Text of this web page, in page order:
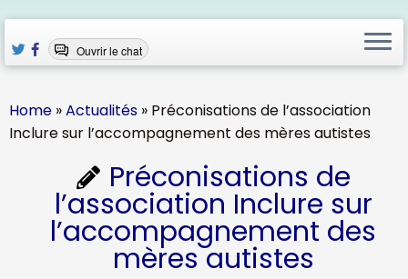
Ouvrir le chat
Home »Actualités » Préconisations de l’association
Inclure sur l’accompagnement des mères autistes
Préconisations de
l’association Inclure sur
l’accompagnement des
mères autistes